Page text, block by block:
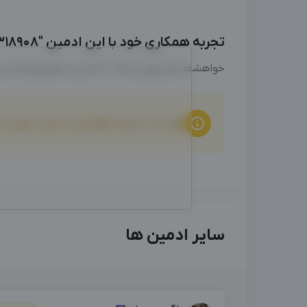
تجربه همکاری خود با این ادمین "09931318908" را با ما به اشتراک بگذارید
خواهشمندیم برای ارتباط با ادمین از طریق
سایر ادمین ها